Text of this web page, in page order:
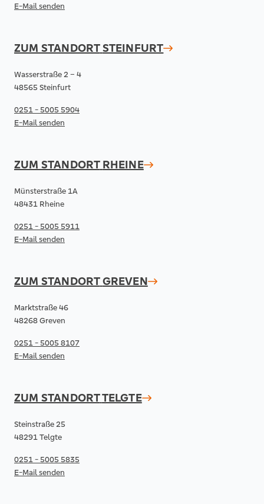
E-Mail senden
ZUM STANDORTSTEINFURT
Wasserstraße 2 – 4
48565 Steinfurt
0251 - 5005 5904
E-Mail senden
ZUM STANDORT RHEINE
Münsterstraße 1A
48431 Rheine
0251 - 5005 5911
E-Mail senden
ZUM STANDORTGREVEN
Marktstraße 46
48268 Greven
0251 - 5005 8107
E-Mail senden
ZUM STANDORTTELGTE
Steinstraße 25
48291 Telgte
0251 - 5005 5835
E-Mail senden